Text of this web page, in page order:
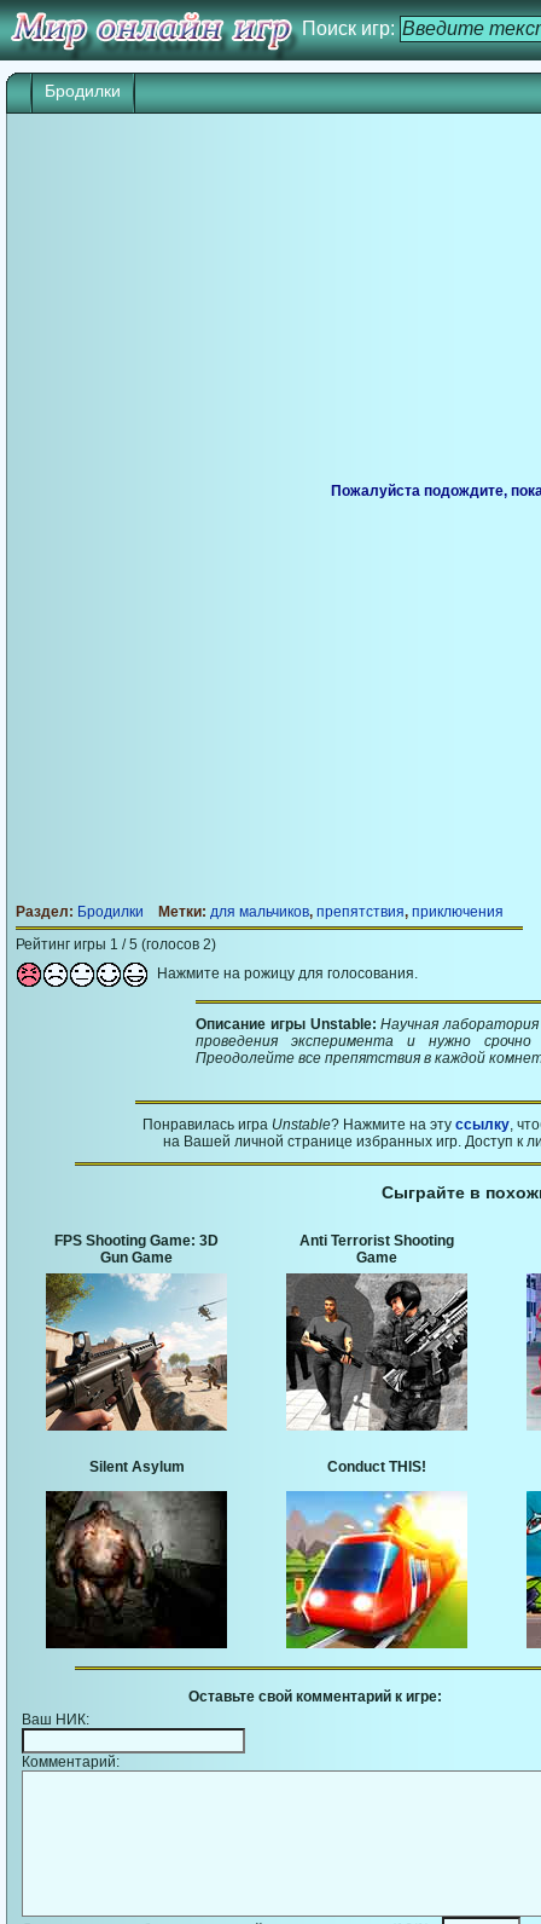
Поиск игр:
Бродилки
Пожалуйста подождите,
Раздел: Бродилки Метки: для мальчиков, препятствия, приключения
Рейтинг игры 1 / 5 (голосов 2)
Нажмите на рожицу для голосования.
Описание игры Unstable:Научная
проведения эксперимента и нужно
Преодолейте все препятствия в каждой
Понравилась игра Unstable? Нажмите на эту ссылку,
на Вашей личной странице избранных игр. Доступ к
Сыграйте в
FPS Shooting Game: 3D
Gun Game
Anti Terrorist Shooting
Game
Silent Asylum Conduct THIS!
Оставьте свой комментарий к игре:
Ваш НИК:
Комментарий: